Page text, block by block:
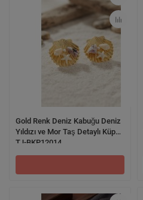
Gold Renk Deniz Kabuğu Deniz
Yıldızı ve Mor Taş Detaylı Küpe
TJ-BKP12014